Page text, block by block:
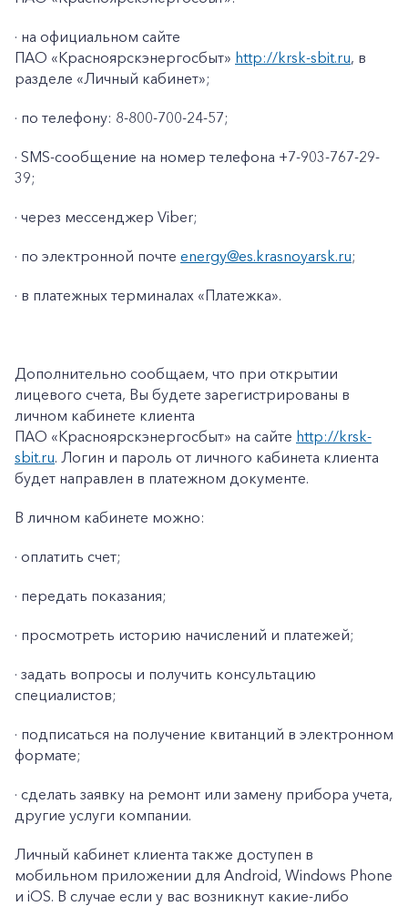
+7-800-700-24-57
Заказать обратный звонок
Частным клиентам
· на официальном сайте
ПАО «Красноярскэнергосбыт» http://krsk-sbit.ru, в
разделе «Личный кабинет»;
· по телефону: 8-800-700-24-57;
· SMS-сообщение на номер телефона +7-903-767-29-
39;
· через мессенджер Viber;
· по электронной почте energy@es.krasnoyarsk.ru;
· в платежных терминалах «Платежка».
Дополнительно сообщаем, что при открытии
лицевого счета, Вы будете зарегистрированы в
личном кабинете клиента
ПАО «Красноярскэнергосбыт» на сайте http://krsk-
sbit.ru. Логин и пароль от личного кабинета клиента
будет направлен в платежном документе.
В личном кабинете можно:
· оплатить счет;
· передать показания;
· просмотреть историю начислений и платежей;
· задать вопросы и получить консультацию
специалистов;
· подписаться на получение квитанций в электронном
формате;
· сделать заявку на ремонт или замену прибора учета,
другие услуги компании.
Личный кабинет клиента также доступен в
мобильном приложении для Android, Windows Phone
и iOS. В случае если у вас возникнут какие-либо